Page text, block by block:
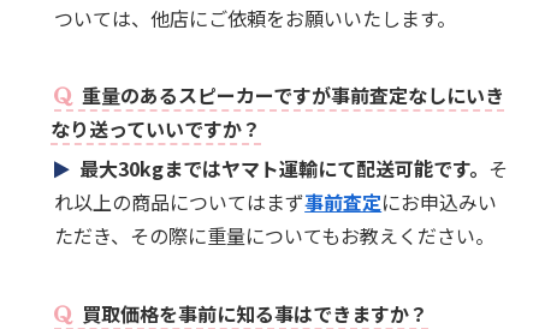
ついては、他店にご依頼をお願いいたします。
重量のあるスピーカーですが事前査定なしにいき
なり送っていいですか？
最大30kgまではヤマト運輸にて配送可能です。 そ
れ以上の商品についてはまず事前査定にお申込みい
ただき、その際に重量についてもお教えください。
買取価格を事前に知る事はできますか？